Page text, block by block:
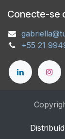
Conecte-se
+55 21